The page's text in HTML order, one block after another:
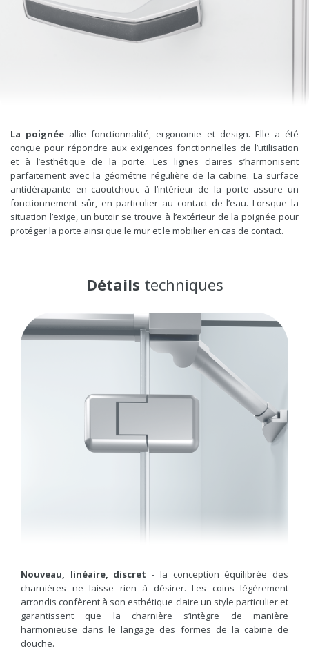
La poignée allie fonctionnalité, ergonomie et design. Elle a été
conçue pour répondre aux exigences fonctionnelles de l’utilisation
et à l’esthétique de la porte. Les lignes claires s’harmonisent
parfaitement avec la géométrie régulière de la cabine. La surface
antidérapante en caoutchouc à l’intérieur de la porte assure un
fonctionnement sûr, en particulier au contact de l’eau. Lorsque la
situation l’exige, un butoir se trouve à l’extérieur de la poignée pour
protéger la porte ainsi que le mur et le mobilier en cas de contact.
Détails techniques
Nouveau, linéaire, discret - la conception équilibrée des
charnières ne laisse rien à désirer. Les coins légèrement
arrondis confèrent à son esthétique claire un style particulier et
garantissent que la charnière s’intègre de manière
harmonieuse dans le langage des formes de la cabine de
douche.